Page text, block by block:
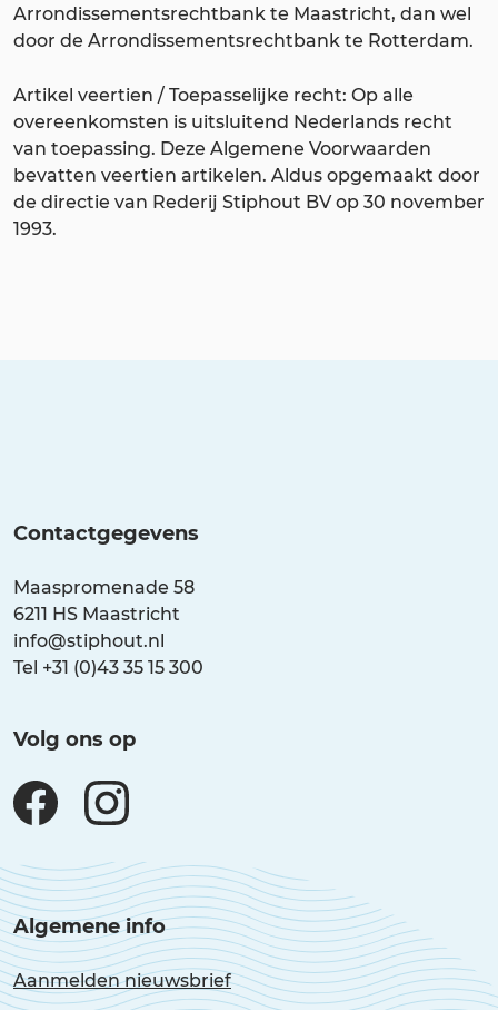
Arrondissementsrechtbank te Maastricht, dan wel
door de Arrondissementsrechtbank te Rotterdam.
Artikel veertien / Toepasselijke recht: Op alle
overeenkomsten is uitsluitend Nederlands recht
van toepassing. Deze Algemene Voorwaarden
bevatten veertien artikelen. Aldus opgemaakt door
de directie van Rederij Stiphout BV op 30 november
1993.
Algemene info
Aanmelden nieuwsbrief
Contactgegevens
Maaspromenade 58
6211 HS Maastricht
info@stiphout.nl
Tel +31 (0)43 35 15 300
Volg ons op